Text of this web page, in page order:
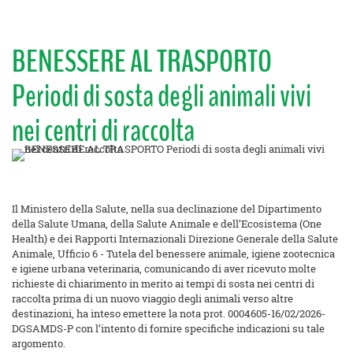
BENESSERE AL TRASPORTO
Periodi di sosta degli animali vivi
nei centri di raccolta
Il Ministero della Salute, nella sua declinazione del Dipartimento
della Salute Umana, della Salute Animale e dell’Ecosistema (One
Health) e dei Rapporti Internazionali Direzione Generale della Salute
Animale, Ufficio 6 - Tutela del benessere animale, igiene zootecnica
e igiene urbana veterinaria, comunicando di aver ricevuto molte
richieste di chiarimento in merito ai tempi di sosta nei centri di
raccolta prima di un nuovo viaggio degli animali verso altre
destinazioni, ha inteso emettere la nota prot. 0004605-16/02/2026-
DGSAMDS-P con l’intento di fornire specifiche indicazioni su tale
argomento.